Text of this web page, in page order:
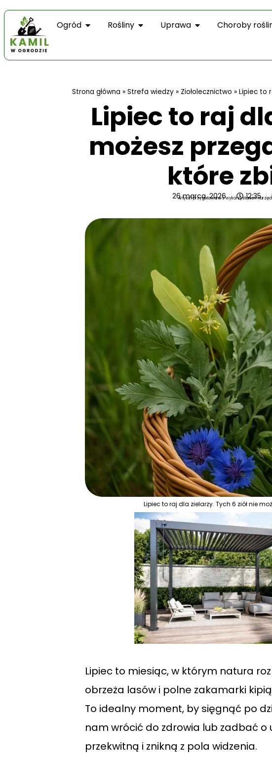
Ogród Rośliny Uprawa Choroby
Strona główna » Strefa wiedzy » Ziołolecznictwo » Lipiec to
Lipiec to raj
możesz
które
26 marca, 2026 12:35
Artykuł przygotowano z wykorzystaniem
Lipiec to raj dla zielarzy. Tych 6 ziół nie
Lipiec to miesiąc, w którym natura
obrzeża lasów i polne zakamarki
To idealny moment, by sięgnąć po
nam wrócić do zdrowia lub zadbać o
przekwitną i znikną z pola widzenia.